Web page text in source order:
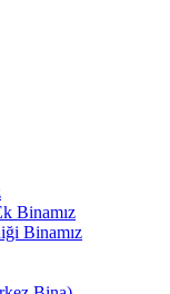
Binamız
Binamız